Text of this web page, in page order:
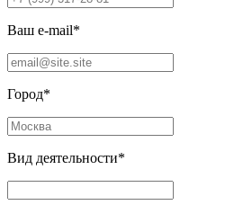
Ваш e-mail*
Город*
Вид деятельности*